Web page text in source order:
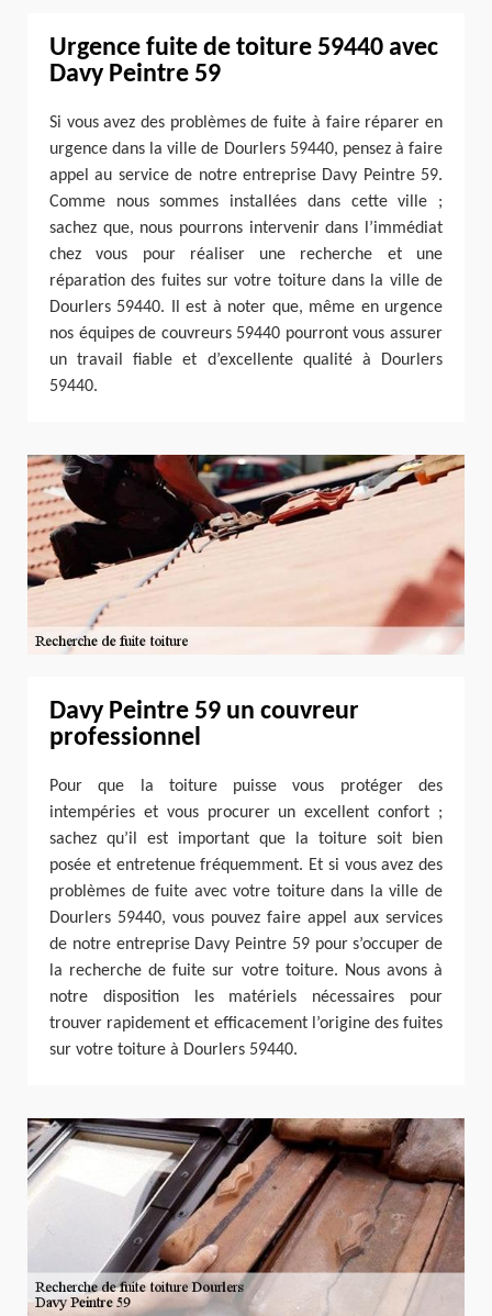
Urgence fuite de toiture 59440 avec
Davy Peintre 59
Si vous avez des problèmes de fuite à faire réparer en
urgence dans la ville de Dourlers 59440, pensez à faire
appel au service de notre entreprise Davy Peintre 59.
Comme nous sommes installées dans cette ville ;
sachez que, nous pourrons intervenir dans l’immédiat
chez vous pour réaliser une recherche et une
réparation des fuites sur votre toiture dans la ville de
Dourlers 59440. Il est à noter que, même en urgence
nos équipes de couvreurs 59440 pourront vous assurer
un travail fiable et d’excellente qualité à Dourlers
59440.
Davy Peintre 59 un couvreur
professionnel
Pour que la toiture puisse vous protéger des
intempéries et vous procurer un excellent confort ;
sachez qu’il est important que la toiture soit bien
posée et entretenue fréquemment. Et si vous avez des
problèmes de fuite avec votre toiture dans la ville de
Dourlers 59440, vous pouvez faire appel aux services
de notre entreprise Davy Peintre 59 pour s’occuper de
la recherche de fuite sur votre toiture. Nous avons à
notre disposition les matériels nécessaires pour
trouver rapidement et efficacement l’origine des fuites
sur votre toiture à Dourlers 59440.